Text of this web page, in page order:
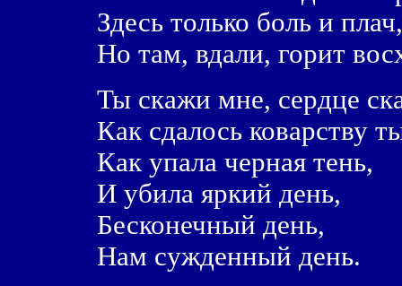
Здесь только боль и плач,
Но там, вдали, горит
Ты скажи мне, сердце
Как сдалось коварству
Как упала черная тень,
И убила яркий день,
Бесконечный день,
Нам сужденный день.